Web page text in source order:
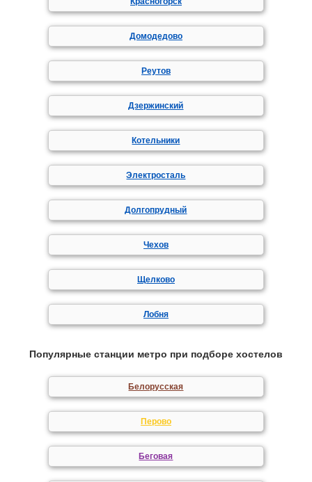
Домодедово
Реутов
Дзержинский
Котельники
Электросталь
Долгопрудный
Чехов
Щелково
Лобня
Популярные станции метро при подборе хостелов
Белорусская
Перово
Беговая